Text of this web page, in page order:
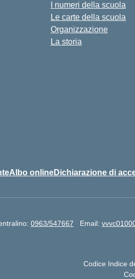
I numeri della scuola
Le carte della scuola
Organizzazione
La storia
Albo onlineDichiarazione di
0963/547667 Email:
Codice Indice